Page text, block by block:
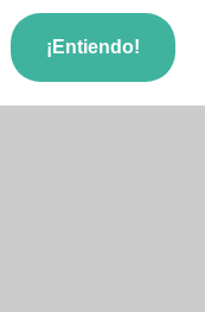
¡Entiendo!